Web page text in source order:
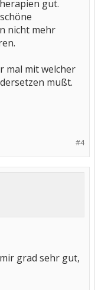
was ich mein)
gut.
nicht mehr
mal mit welcher
mußt.
#4
grad sehr gut,